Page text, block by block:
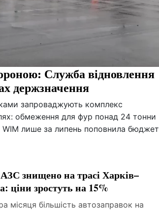
Служба відновлення
держзначення
запроваджують комплекс
обмеження для фур понад 24 тонни
WIM лише за липень поповнила бюджет
АЗС знищено на трасі Харків–
ціни зростуть на 15%
місяця більшість автозаправок на